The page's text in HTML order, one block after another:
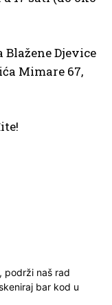
Blažene Djevice
Mimare 67,
podrži naš rad
bar kod u